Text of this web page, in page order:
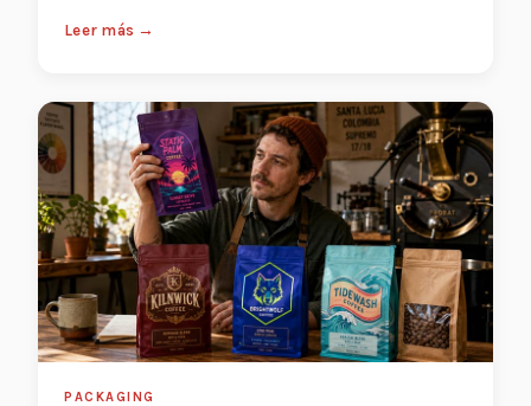
Leer más →
PACKAGING